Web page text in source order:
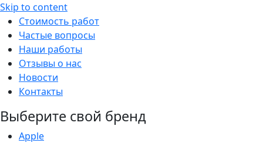
Skip to content
Стоимость работ
Частые вопросы
Наши работы
Отзывы о нас
Новости
Контакты
Выберите свой бренд
Apple